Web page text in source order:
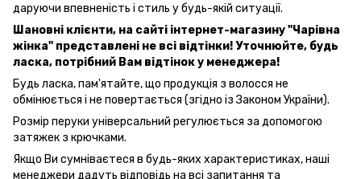
даруючи впевненість і стиль у будь-якій ситуації.
Шановні клієнти, на сайті інтернет-магазину "Чарівна
жінка" представлені не всі відтінки! Уточнюйте, будь
ласка, потрібний Вам відтінок у менеджера!
Будь ласка, пам'ятайте, що продукція з волосся не
обмінюється і не повертається (згідно із Законом України).
Розмір перуки універсальний регулюється за допомогою
затяжек з крючками.
Якщо Ви сумніваєтеся в будь-яких характеристиках, наші
менеджери дадуть відповідь на всі запитання та